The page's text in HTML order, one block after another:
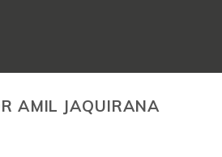
AMIL JAQUIRANA